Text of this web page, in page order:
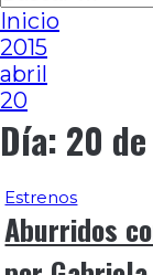
al
contenido
Inicio
2015
abril
20
Día: 20
Estrenos
Aburridos